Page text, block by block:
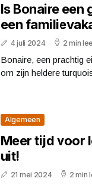
Is Bonaire
een
4 juli 2024 2 min
Bonaire, een prachtig
om zijn heldere
Algemeen
Meer tijd voor
uit!
21 mei 2024 2 min